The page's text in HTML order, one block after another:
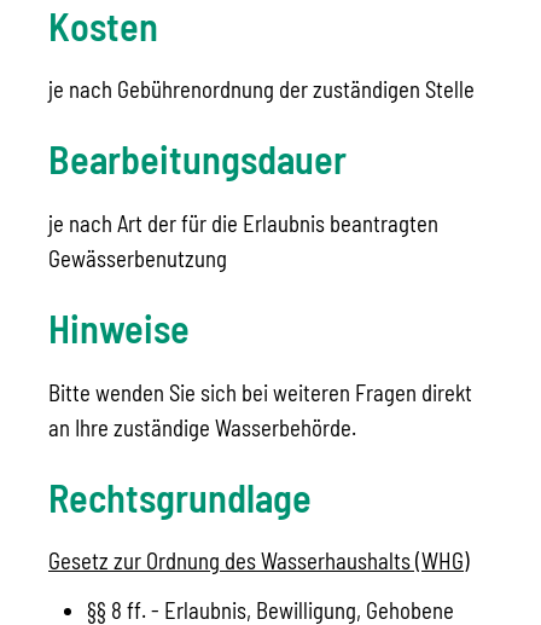
Kosten
je nach Gebührenordnung der zuständigen Stelle
Bearbeitungsdauer
je nach Art der für die Erlaubnis beantragten
Gewässerbenutzung
Hinweise
Bitte wenden Sie sich bei weiteren Fragen direkt
an Ihre zuständige Wasserbehörde.
Rechtsgrundlage
Gesetz zur Ordnung des Wasserhaushalts (WHG)
§§ 8 ff. - Erlaubnis, Bewilligung, Gehobene